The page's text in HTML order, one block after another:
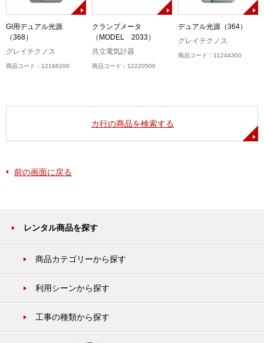
GI用デュアル光源
（368）
グレイテクノス
商品コード：12168200
クランプメータ
（MODEL 2033）
共立電気計器
商品コード：12220500
デュアル光源（364）
グレイテクノス
商品コード：11244300
カ行の商品を検索する
前の画面に戻る
レンタル商品を探す
商品カテゴリーから探す
利用シーンから探す
工事の種類から探す